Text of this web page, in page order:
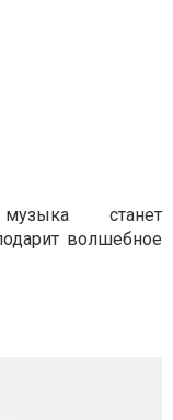
станет
волшебное